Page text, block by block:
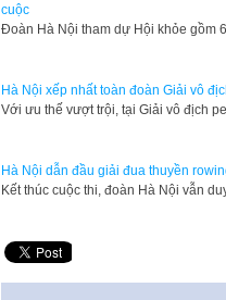
cuộc
Đoàn Hà Nội tham dự Hội khỏe gồm
Hà Nội xếp nhất toàn đoàn Giải vô
Với ưu thế vượt trội, tại Giải vô địch
Hà Nội dẫn đầu giải đua thuyền
Kết thúc cuộc thi, đoàn Hà Nội vẫn